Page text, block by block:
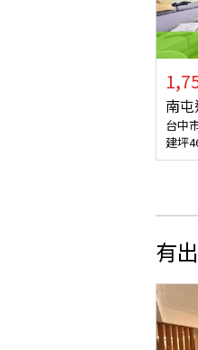
南
台中
建坪
有